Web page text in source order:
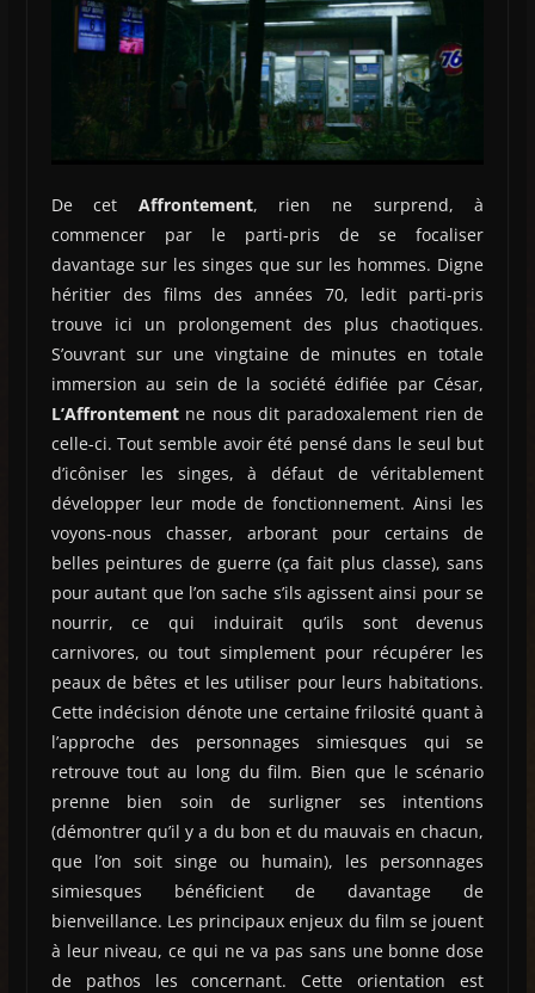
De cet Affrontement, rien ne surprend, à
commencer par le parti-pris de se focaliser
davantage sur les singes que sur les hommes. Digne
héritier des films des années 70, ledit parti-pris
trouve ici un prolongement des plus chaotiques.
S’ouvrant sur une vingtaine de minutes en totale
immersion au sein de la société édifiée par César,
L’Affrontementne nous dit paradoxalement rien de
celle-ci. Tout semble avoir été pensé dans le seul but
d’icôniser les singes, à défaut de véritablement
développer leur mode de fonctionnement. Ainsi les
voyons-nous chasser, arborant pour certains de
belles peintures de guerre (ça fait plus classe), sans
pour autant que l’on sache s’ils agissent ainsi pour se
nourrir, ce qui induirait qu’ils sont devenus
carnivores, ou tout simplement pour récupérer les
peaux de bêtes et les utiliser pour leurs habitations.
Cette indécision dénote une certaine frilosité quant à
l’approche des personnages simiesques qui se
retrouve tout au long du film. Bien que le scénario
prenne bien soin de surligner ses intentions
(démontrer qu’il y a du bon et du mauvais en chacun,
que l’on soit singe ou humain), les personnages
simiesques bénéficient de davantage de
bienveillance. Les principaux enjeux du film se jouent
à leur niveau, ce qui ne va pas sans une bonne dose
de pathos les concernant. Cette orientation est